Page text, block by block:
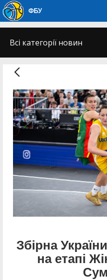
ФБУ
Всі категорії новин
Збірна
на етапі